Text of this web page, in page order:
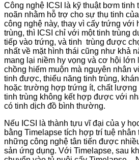
Công nghệ ICSI là kỹ thuật bơm tinh
noãn nhằm hỗ trợ cho sự thụ tinh
công nghệ này, thay vì cấy trứng với
trùng, thì ICSI chỉ với một tinh trùng
tiếp vào trứng, và tinh trùng được
nhất về mặt hình thái cũng như khả
mang lại niềm hy vọng và cơ hội lớn
chồng hiếm muộn mà nguyên nhân
tinh được, thiểu năng tinh trùng,
hoặc trường hợp trứng ít, chất lượng
tinh trùng không kết hợp được với
có tinh dịch đồ bình thường.
Nếu ICSI là thành tựu vĩ đại của y
bằng Timelapse tích hợp trí tuệ nhân
những công nghệ tân tiến được
sản ứng dụng. Với Timelapse, sau